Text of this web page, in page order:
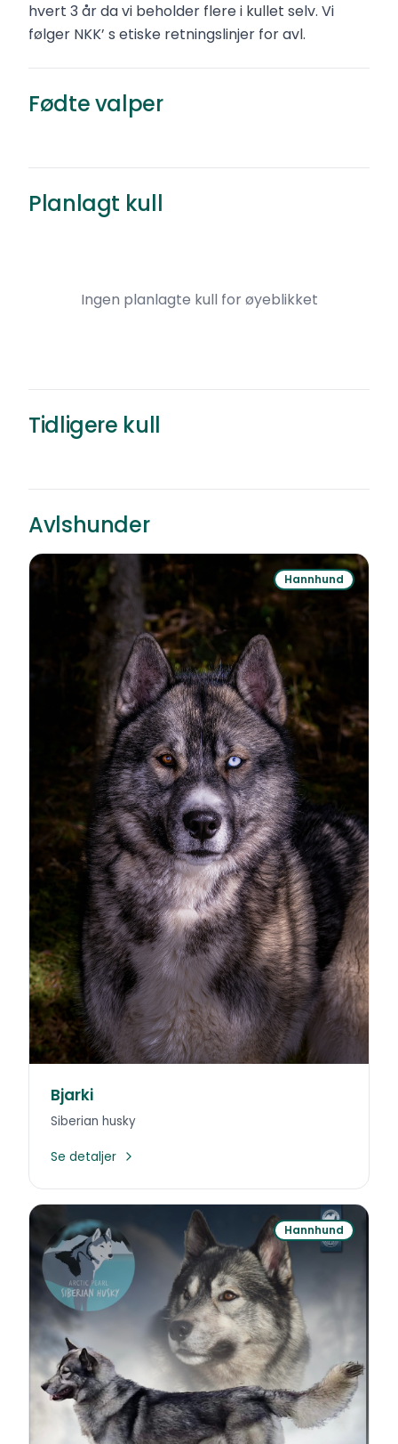
hvert 3 år da vi beholder flere i kullet selv. Vi
følger NKK’ s etiske retningslinjer for avl.
Fødte valper
Født
Ulvekullet
Siberian husky ·Renraset
Øverbygd
Planlagt kull
Ingen planlagte kull for øyeblikket
Tidligere kull
Født
Siberian husky ·Renraset
Øverbygd
Avlshunder
Hannhund
Bjarki
Siberian husky
Se detaljer
Hannhund